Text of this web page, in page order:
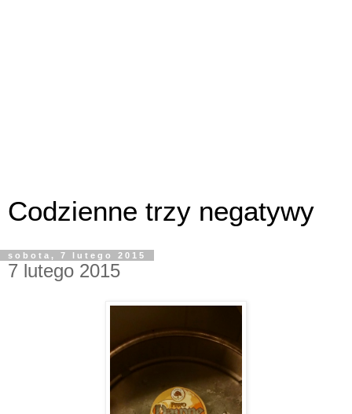
Codzienne trzy negatywy
sobota, 7 lutego 2015
7 lutego 2015